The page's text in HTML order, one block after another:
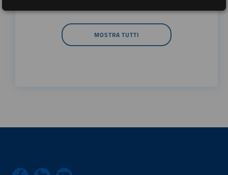
MOSTRA TUTTI